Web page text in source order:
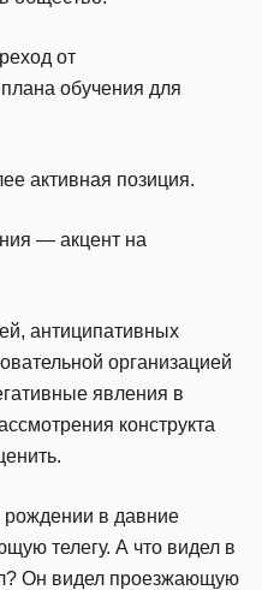
от
обучения для
активная позиция.
— акцент на
антиципативных
организацией
явления в
конструкта
рождении в давние
телегу. А что видел в
Он видел проезжающую